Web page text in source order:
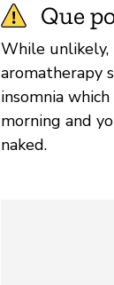
Que
While unlikely,
aromatherapy
insomnia
morning and
naked.